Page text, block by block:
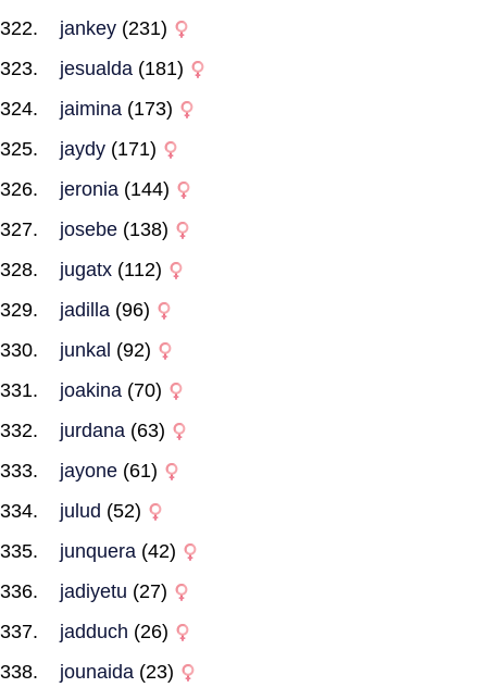
jankey (231)
jesualda (181)
jaimina (173)
jaydy (171)
jeronia (144)
josebe (138)
jugatx (112)
jadilla (96)
junkal (92)
joakina (70)
jurdana (63)
jayone (61)
julud (52)
junquera (42)
jadiyetu (27)
jadduch (26)
jounaida (23)